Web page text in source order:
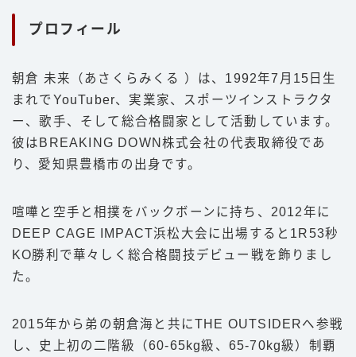
プロフィール
朝倉 未来（あさくらみくる ）は、1992年7月15日生
まれでYouTuber、実業家、スポーツインストラクタ
ー、歌手、そして総合格闘家として活動しています。
彼はBREAKING DOWN株式会社の代表取締役であ
り、愛知県豊橋市の出身です。
喧嘩と空手と相撲をバックボーンに持ち、2012年に
DEEP CAGE IMPACT浜松大会に出場すると1R53秒
KO勝利で華々しく総合格闘技デビュー戦を飾りまし
た。
2015年から弟の朝倉海と共にTHE OUTSIDERへ参戦
し、史上初の二階級（60-65kg級、65-70kg級）制覇